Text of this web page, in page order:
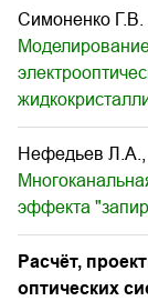
Симоненко Г.В.
Нефедьев Л.А.,
эффекта
Расчёт,
оптических